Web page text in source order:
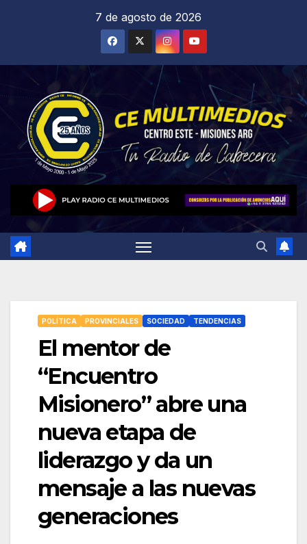
7 de agosto de 2026
POLÍTICA PROVINCIALES SOCIEDAD TENDENCIAS
El mentor de
“Encuentro
Misionero” abre una
nueva etapa de
liderazgo y da un
mensaje a las nuevas
generaciones